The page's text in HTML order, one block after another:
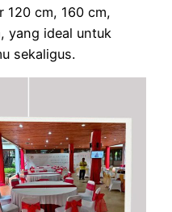
120 cm, 160 cm,
yang ideal untuk
sekaligus.